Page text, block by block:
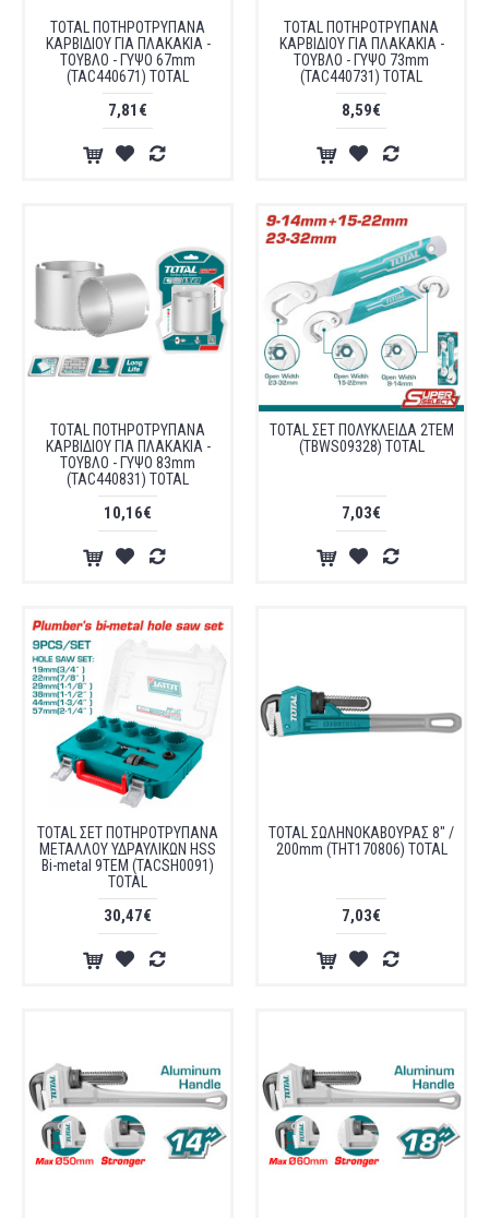
TOTAL ΠΟΤΗΡΟΤΡΥΠΑΝΑ
ΚΑΡΒΙΔΙΟΥ ΓΙΑ ΠΛΑΚΑΚΙΑ -
ΤΟΥΒΛΟ - ΓΥΨΟ 67mm
(TAC440671) TOTAL
7,81€
TOTAL ΠΟΤΗΡΟΤΡΥΠΑΝΑ
ΚΑΡΒΙΔΙΟΥ ΓΙΑ ΠΛΑΚΑΚΙΑ -
ΤΟΥΒΛΟ - ΓΥΨΟ 73mm
(TAC440731) TOTAL
8,59€
TOTAL ΠΟΤΗΡΟΤΡΥΠΑΝΑ
ΚΑΡΒΙΔΙΟΥ ΓΙΑ ΠΛΑΚΑΚΙΑ -
ΤΟΥΒΛΟ - ΓΥΨΟ 83mm
(TAC440831) TOTAL
10,16€
TOTAL ΣΕΤ ΠΟΛΥΚΛΕΙΔΑ 2ΤΕΜ
(TBWS09328) TOTAL
7,03€
TOTAL ΣΕΤ ΠΟΤΗΡΟΤΡΥΠΑΝΑ
ΜΕΤΑΛΛΟΥ ΥΔΡΑΥΛΙΚΩΝ HSS
Bi-metal 9ΤΕΜ (TACSH0091)
TOTAL
30,47€
TOTAL ΣΩΛΗΝΟΚΑΒΟΥΡΑΣ 8" /
200mm (THT170806) TOTAL
7,03€